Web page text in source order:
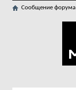
Сообщение форума